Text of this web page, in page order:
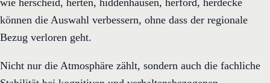
können die Auswahl verbessern, ohne dass der regionale
Bezug verloren geht.
Nicht nur die Atmosphäre zählt, sondern auch die fachliche